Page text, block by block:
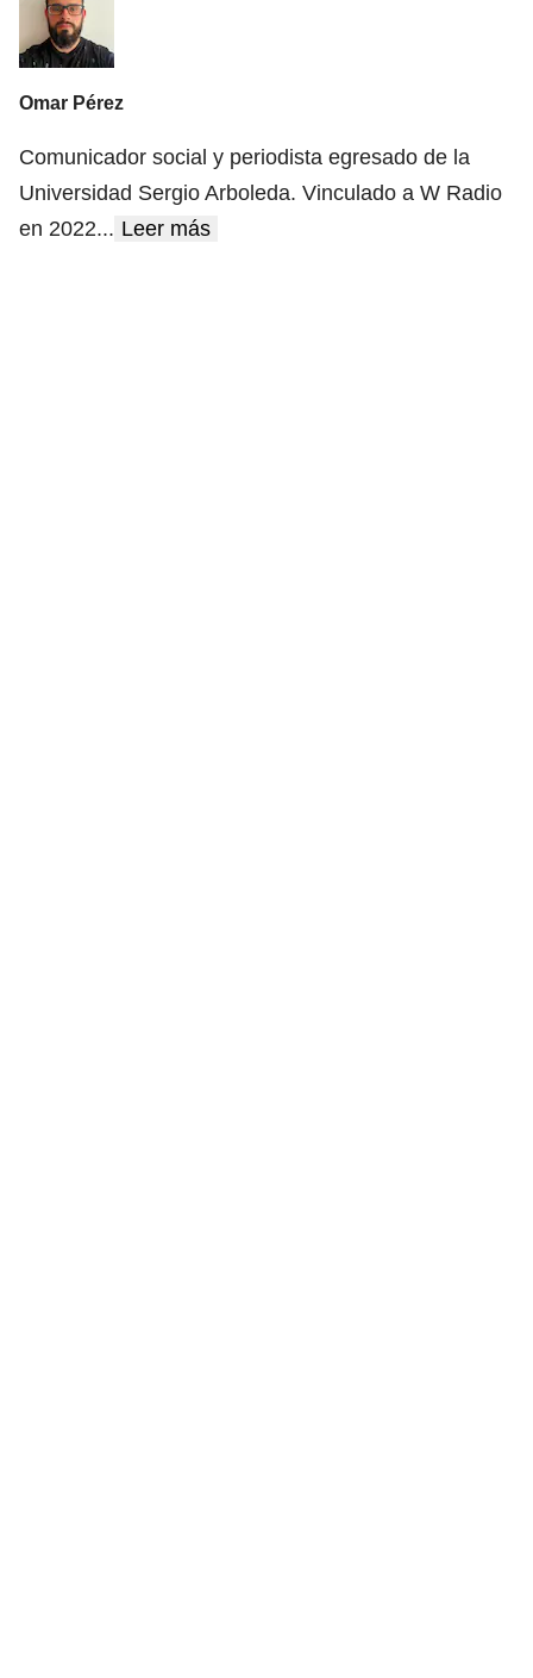
Omar Pérez
Comunicador social y periodista egresado de la
Universidad Sergio Arboleda. Vinculado a W Radio
en 2022... Leer más